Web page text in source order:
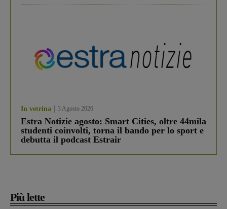
In vetrina 3 Agosto 2026
Estra Notizie agosto: Smart Cities, oltre 44mila
studenti coinvolti, torna il bando per lo sport e
debutta il podcast Estrair
Più lette